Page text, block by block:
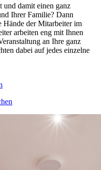
und damit einen ganz
Ihrer Familie? Dann
Hände der Mitarbeiter im
arbeiten eng mit Ihnen
an Ihre ganz
dabei auf jedes einzelne